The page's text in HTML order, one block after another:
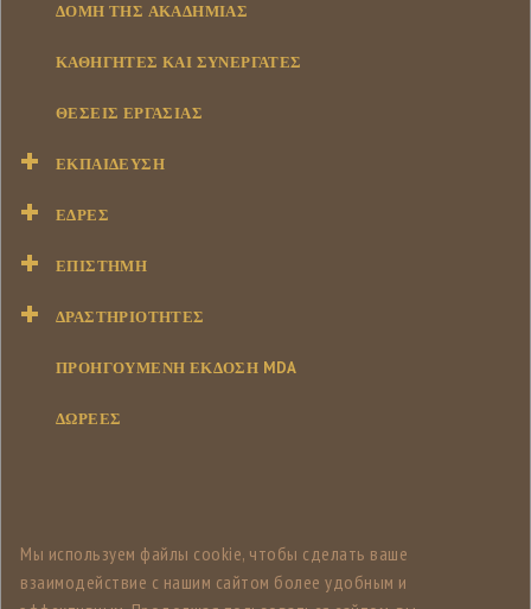
ΔΟΜΉ ΤΗΣ ΑΚΑΔΗΜΊΑΣ
ΚΑΘΗΓΗΤΈΣ ΚΑΙ ΣΥΝΕΡΓΆΤΕΣ
ΘΈΣΕΙΣ ΕΡΓΑΣΊΑΣ
ΕΚΠΑΊΔΕΥΣΗ
ΕΔΡΕΣ
ΕΠΙΣΤΉΜΗ
ΔΡΑΣΤΗΡΙΌΤΗΤΕΣ
ΠΡΟΗΓΟΥΜΕΝΗ ΕΚΔΟΣΗ MDA
ΔΩΡΕΕΣ
Мы используем файлы cookie, чтобы сделать ваше
взаимодействие с нашим сайтом более удобным и